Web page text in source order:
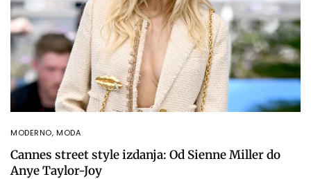
MODERNO, MODA
Cannes street style izdanja: Od Sienne Miller do
Anye Taylor-Joy